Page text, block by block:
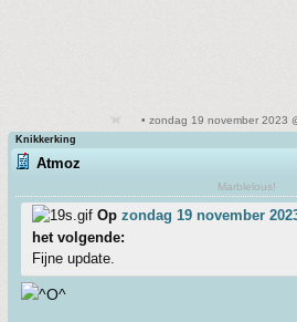
• zondag 19 november 2023
Knikkerking
Atmoz
Marblelous!
Op zondag 19 november
het volgende:
Fijne update.